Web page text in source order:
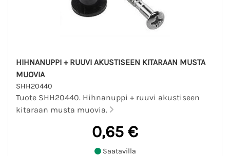
HIHNANUPPI + RUUVI AKUSTISEEN KITARAAN MUSTA
MUOVIA
SHH20440
Tuote SHH20440. Hihnanuppi + ruuvi akustiseen
kitaraan musta muovia.
0,65 €
Saatavilla